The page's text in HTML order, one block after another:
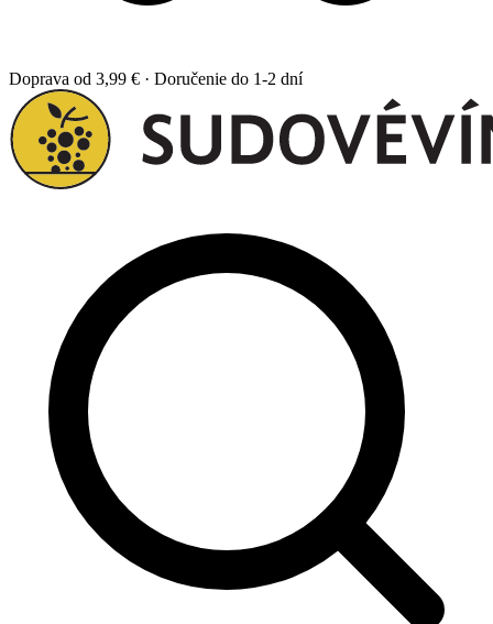
Doprava od 3,99 € · Doručenie do 1-2 dní